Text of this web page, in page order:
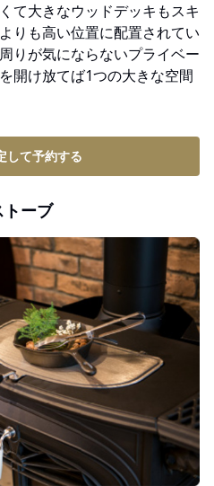
て大きなウッドデッキもスキ
りも高い位置に配置されてい
りが気にならないプライベー
開け放てば1つの大きな空間
して予約する
ーブ